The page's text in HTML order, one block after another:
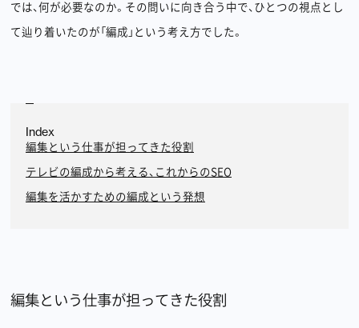
では、何が必要なのか。その問いに向き合う中で、ひとつの視点とし
て辿り着いたのが「編成」という考え方でした。
Index
編集という仕事が担ってきた役割
テレビの編成から考える、これからのSEO
編集を活かすための編成という発想
編集という仕事が担ってきた役割